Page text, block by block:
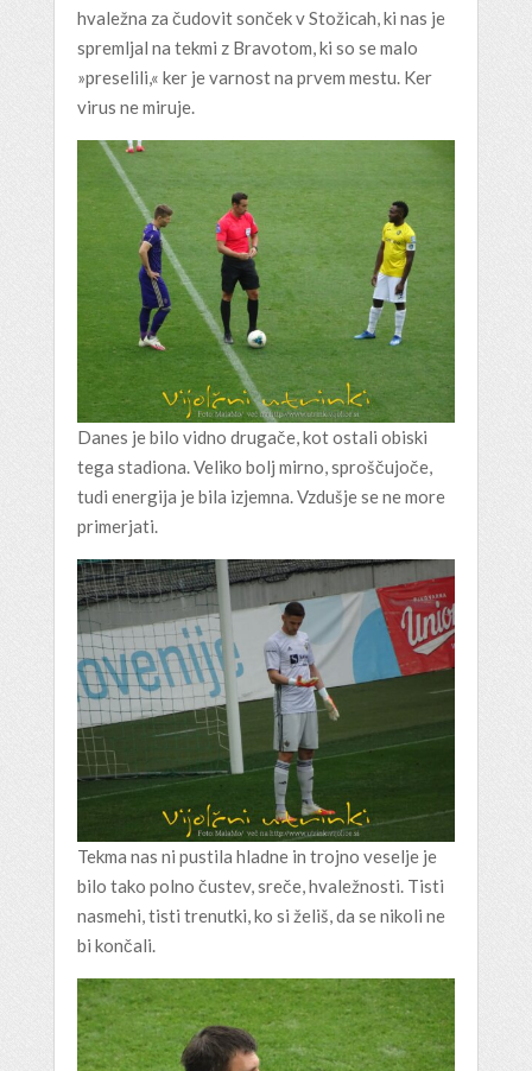
hvaležna za čudovit sonček v Stožicah, ki nas je
spremljal na tekmi z Bravotom, ki so se malo
»preselili,« ker je varnost na prvem mestu. Ker
virus ne miruje.
Danes je bilo vidno drugače, kot ostali obiski
tega stadiona. Veliko bolj mirno, sproščujoče,
tudi energija je bila izjemna. Vzdušje se ne more
primerjati.
Tekma nas ni pustila hladne in trojno veselje je
bilo tako polno čustev, sreče, hvaležnosti. Tisti
nasmehi, tisti trenutki, ko si želiš, da se nikoli ne
bi končali.